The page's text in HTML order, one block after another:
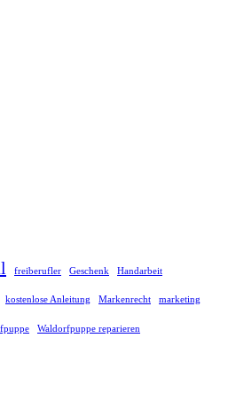
freiberufler Geschenk Handarbeit
kostenlose Anleitung Markenrecht marketing
Waldorfpuppe reparieren